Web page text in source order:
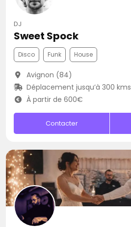
DJ
Sweet Spock
Disco Funk House
Avignon (84)
Déplacement jusqu’à 300 kms
À partir de 600€
Contacter